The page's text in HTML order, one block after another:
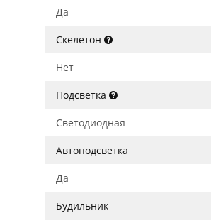
Да
Скелетон
Нет
Подсветка
Светодиодная
Автоподсветка
Да
Будильник